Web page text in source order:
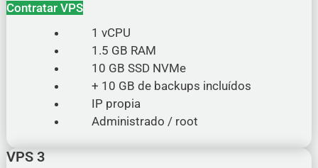
1 vCPU
1.5 GB RAM
10 GB SSD NVMe
+ 10 GB de backups incluídos
IP propia
Administrado / root
Contratar VPS
VPS 3